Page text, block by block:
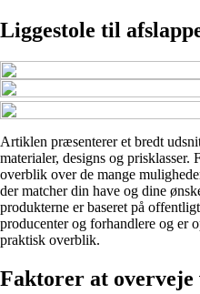
Liggestole til
Artiklen præsenterer et bredt
materialer, designs og
overblik over de mange
der matcher din have og dine
produkterne er baseret på
producenter og forhandlere og er
praktisk overblik.
Faktorer at overveje